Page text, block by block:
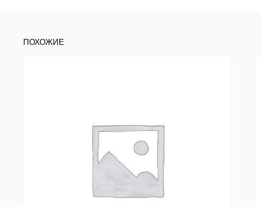
ПОХОЖИЕ